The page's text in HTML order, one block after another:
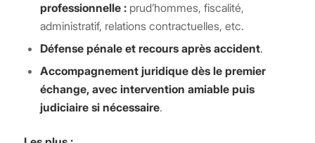
professionnelle :prud’hommes, fiscalité,
administratif, relations contractuelles, etc.
Défense pénale et recours après accident.
Accompagnement juridique dès le premier
échange, avec intervention amiable puis
judiciaire si nécessaire.